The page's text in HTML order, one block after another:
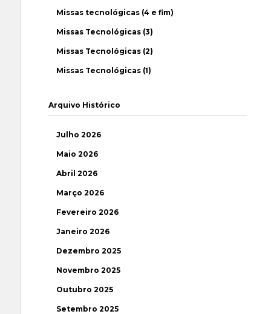
Missas tecnológicas (4 e fim)
Missas Tecnológicas (3)
Missas Tecnológicas (2)
Missas Tecnológicas (1)
Arquivo Histórico
Julho 2026
Maio 2026
Abril 2026
Março 2026
Fevereiro 2026
Janeiro 2026
Dezembro 2025
Novembro 2025
Outubro 2025
Setembro 2025